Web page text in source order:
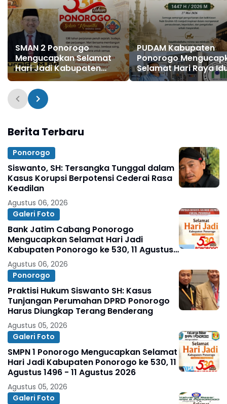
SMAN 2 Ponorogo
Mengucapkan Selamat
Hari Jadi Kabupaten
Ponorogo ke 530, 11
Agustus 1496 - 11 Agustus
2026
PUDAM Kabupaten
Ponorogo
Selamat Hari Raya
Adha 1447 H / 2026 M
Berita Terbaru
Ponorogo
Siswanto, SH: Tersangka Tunggal dalam
Kasus Korupsi Berpotensi Cederai Rasa
Keadilan
Agustus 06, 2026
Galeri Foto
Bank Jatim Cabang Ponorogo
Mengucapkan Selamat Hari Jadi
Kabupaten Ponorogo ke 530, 11 Agustus
1496 - 11 Agustus 2026
Agustus 06, 2026
Ponorogo
Praktisi Hukum Siswanto SH: Kasus
Tunjangan Perumahan DPRD Ponorogo
Harus Diungkap Terang Benderang
Agustus 05, 2026
Galeri Foto
SMPN 1 Ponorogo Mengucapkan Selamat
Hari Jadi Kabupaten Ponorogo ke 530, 11
Agustus 1496 - 11 Agustus 2026
Agustus 05, 2026
Galeri Foto